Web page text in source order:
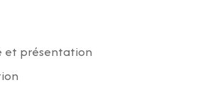
et présentation